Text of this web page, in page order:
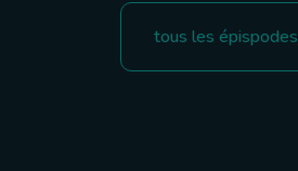
tous les épispodes